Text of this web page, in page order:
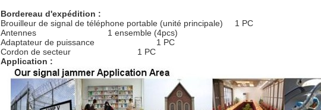
Bordereau d'expédition :
Brouilleur de signal de téléphone portable (unité principale) 1 PC
Antennes 1 ensemble (4pcs)
Adaptateur de puissance 1 PC
Cordon de secteur 1 PC
Application :